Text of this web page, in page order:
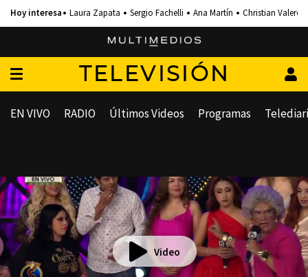
Laura Zapata Sergio Fachelli Ana Martín Christian Valero
TELEVISIÓN
EN VIVO RADIO Últimos Videos Programas
Video